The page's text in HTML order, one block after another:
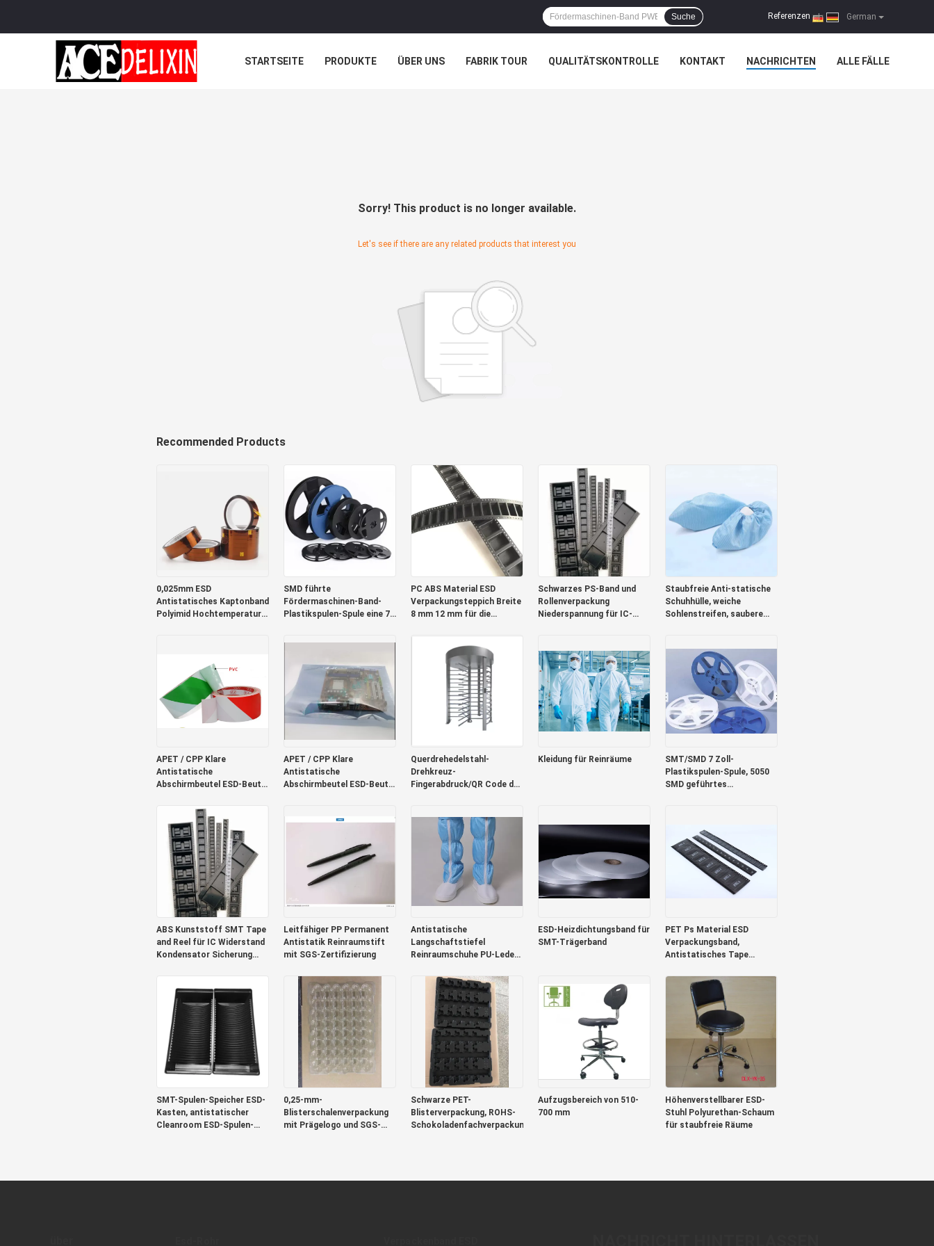
German
Referenzen |
Suche
STARTSEITE PRODUKTE ÜBER UNS FABRIK TOUR QUALITÄTSKONTROLLE KONTAKT NACHRICHTEN ALLE FÄLLE
Sorry! This product is no longer available.
Let's see if there are any related products that interest you
Recommended Products
0,025mm ESD
Antistatisches Kaptonband
Polyimid Hochtemperatur
SMD führte
Fördermaschinen-Band-
Plastikspulen-Spule eine 7
PC ABS Material ESD
Verpackungsteppich Breite
8 mm 12 mm für die
Schwarzes PS-Band und
Rollenverpackung
Niederspannung für IC-
Staubfreie Anti-statische
Schuhhülle, weiche
Sohlenstreifen, saubere
APET / CPP Klare
Antistatische
Abschirmbeutel ESD-Beutel
APET / CPP Klare
Antistatische
Abschirmbeutel ESD-Beutel
Querdrehedelstahl-
Drehkreuz-
Fingerabdruck/QR Code der
Kleidung für Reinräume
SMT/SMD 7 Zoll-
Plastikspulen-Spule, 5050
SMD geführtes
ABS Kunststoff SMT Tape
and Reel für IC Widerstand
Kondensator Sicherung
Leitfähiger PP Permanent
Antistatik Reinraumstift
mit SGS-Zertifizierung
Antistatische
Langschaftstiefel
Reinraumschuhe PU-Leder
ESD-Heizdichtungsband für
SMT-Trägerband
PET Ps Material ESD
Verpackungsband,
Antistatisches Tape
SMT-Spulen-Speicher ESD-
Kasten, antistatischer
Cleanroom ESD-Spulen-
0,25-mm-
Blisterschalenverpackung
mit Prägelogo und SGS-
Schwarze PET-
Blisterverpackung, ROHS-
Schokoladenfachverpackung
Aufzugsbereich von 510-
700 mm
Höhenverstellbarer ESD-
Stuhl Polyurethan-Schaum
für staubfreie Räume